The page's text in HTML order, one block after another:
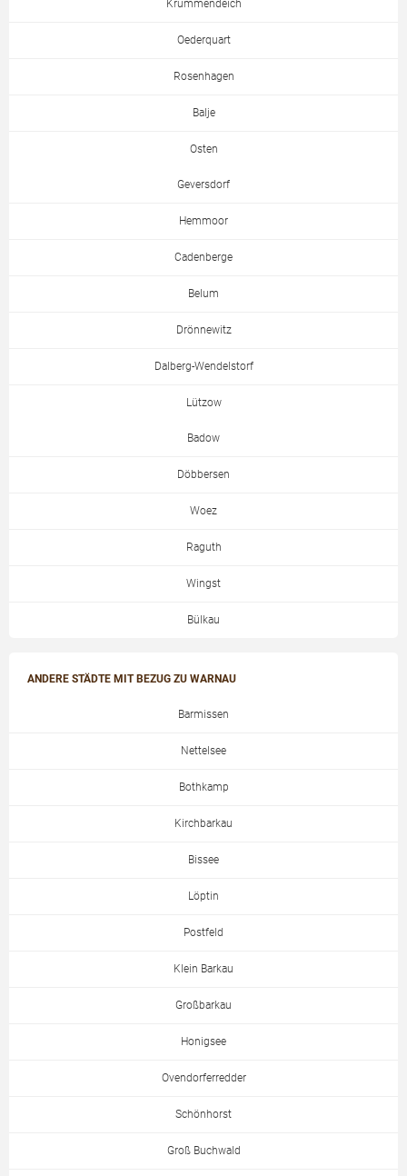
Krummendeich
Oederquart
Rosenhagen
Balje
Osten
Geversdorf
Hemmoor
Cadenberge
Belum
Drönnewitz
Dalberg-Wendelstorf
Lützow
Badow
Döbbersen
Woez
Raguth
Wingst
Bülkau
ANDERE STÄDTE MIT BEZUG ZU WARNAU
Barmissen
Nettelsee
Bothkamp
Kirchbarkau
Bissee
Löptin
Postfeld
Klein Barkau
Großbarkau
Honigsee
Ovendorferredder
Schönhorst
Groß Buchwald